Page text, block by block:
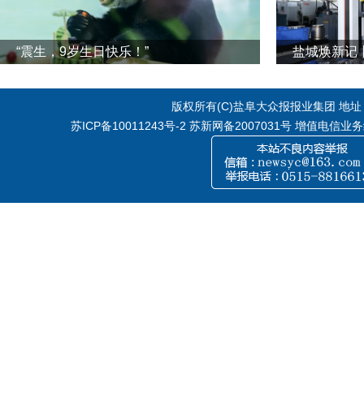
“震生，9岁生日快乐！”
版权所有(C)盐阜大众报报业集团 地
苏ICP备10011243号-2 苏新网备2007031号 增值电信业